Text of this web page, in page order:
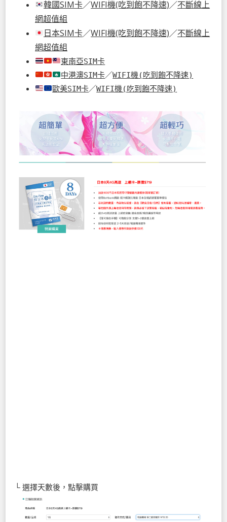
韓國SIM卡／WIFI機(吃到飽不降速)／不斷線上
網超值組
日本SIM卡／WIFI機(吃到飽不降速)／不斷線上
網超值組
東南亞SIM卡
中港澳SIM卡／WIFI機(吃到飽不降速)
歐美SIM卡／WIFI機(吃到飽不降速)
└ 選擇天數後，點擊購買